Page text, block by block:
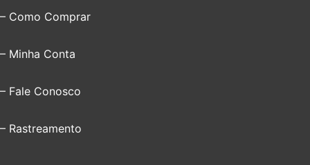
– Como Comprar
– Minha Conta
– Fale Conosco
– Rastreamento